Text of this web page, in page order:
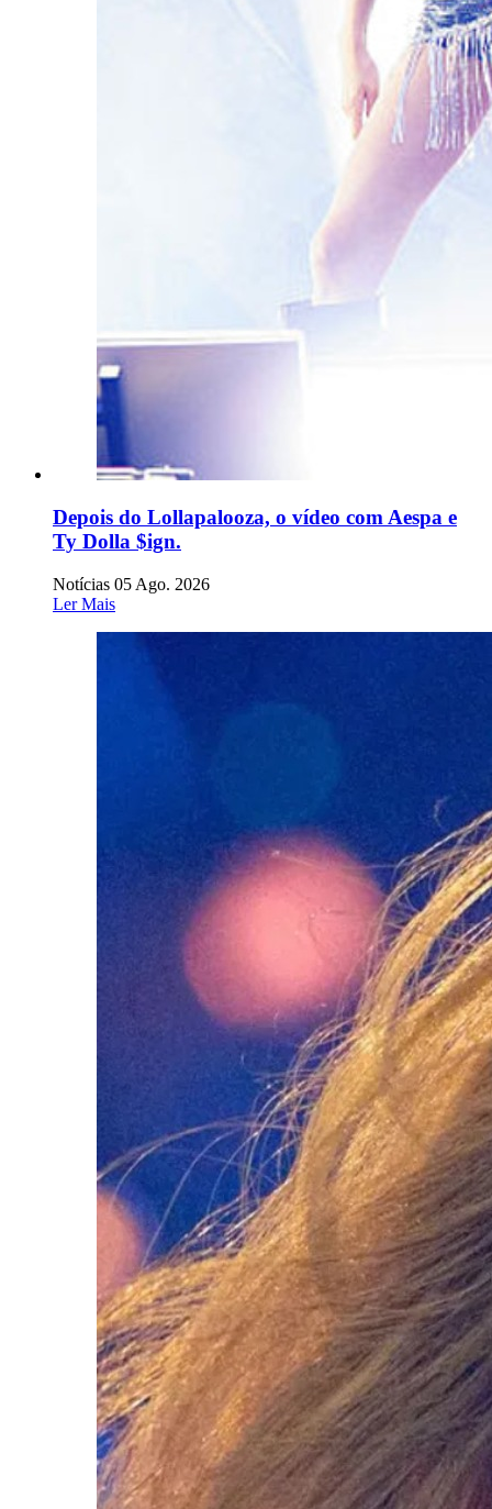
Depois do Lollapalooza, o vídeo com Aespa e
Ty Dolla $ign.
Notícias 05 Ago. 2026
Ler Mais